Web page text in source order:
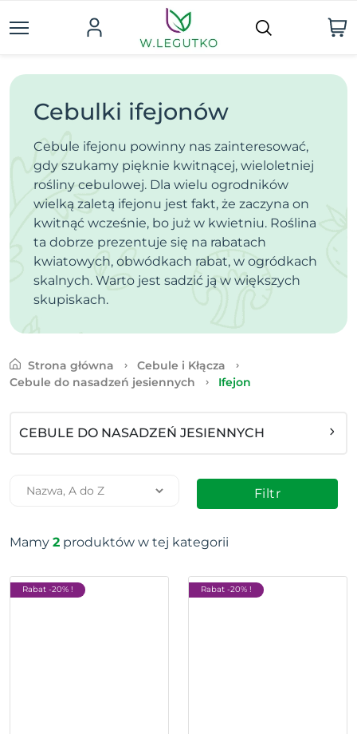
Cebulki ifejonów
Cebule ifejonu powinny nas zainteresować,
gdy szukamy pięknie kwitnącej, wieloletniej
rośliny cebulowej. Dla wielu ogrodników
wielką zaletą ifejonu jest fakt, że zaczyna on
kwitnąć wcześnie, bo już w kwietniu. Roślina
ta dobrze prezentuje się na rabatach
kwiatowych, obwódkach rabat, w ogródkach
skalnych. Warto jest sadzić ją w większych
skupiskach.
Strona główna
Cebule i Kłącza
Cebule do nasadzeń jesiennych
Ifejon
CEBULE DO NASADZEŃ JESIENNYCH
Filtr
Mamy 2 produktów w tej kategorii
Rabat -20% ! Rabat -20% !